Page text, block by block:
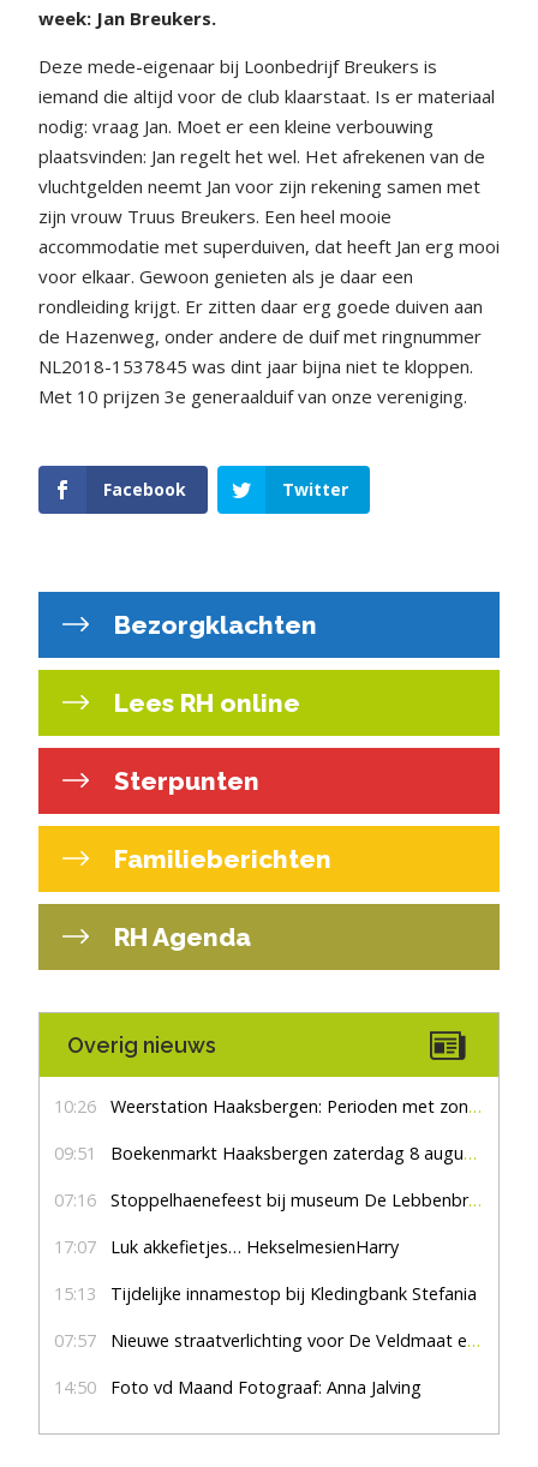
week: Jan Breukers.
Deze mede-eigenaar bij Loonbedrijf Breukers is
iemand die altijd voor de club klaarstaat. Is er materiaal
nodig: vraag Jan. Moet er een kleine verbouwing
plaatsvinden: Jan regelt het wel. Het afrekenen van de
vluchtgelden neemt Jan voor zijn rekening samen met
zijn vrouw Truus Breukers. Een heel mooie
accommodatie met superduiven, dat heeft Jan erg mooi
voor elkaar. Gewoon genieten als je daar een
rondleiding krijgt. Er zitten daar erg goede duiven aan
de Hazenweg, onder andere de duif met ringnummer
NL2018-1537845 was dint jaar bijna niet te kloppen.
Met 10 prijzen 3e generaalduif van onze vereniging.
Facebook Twitter
Bezorgklachten
Lees RH online
Sterpunten
Familieberichten
RH Agenda
Overig nieuws
10:26 Weerstation Haaksbergen: Perioden met zon en droog
09:51 Boekenmarkt Haaksbergen zaterdag 8 augustus, marktplein Haaksbergen
07:16 Stoppelhaenefeest bij museum De Lebbenbrugge
17:07 Luk akkefietjes… HekselmesienHarry
15:13 Tijdelijke innamestop bij Kledingbank Stefania
07:57 Nieuwe straatverlichting voor De Veldmaat en De Pas
14:50 Foto vd Maand Fotograaf: Anna Jalving